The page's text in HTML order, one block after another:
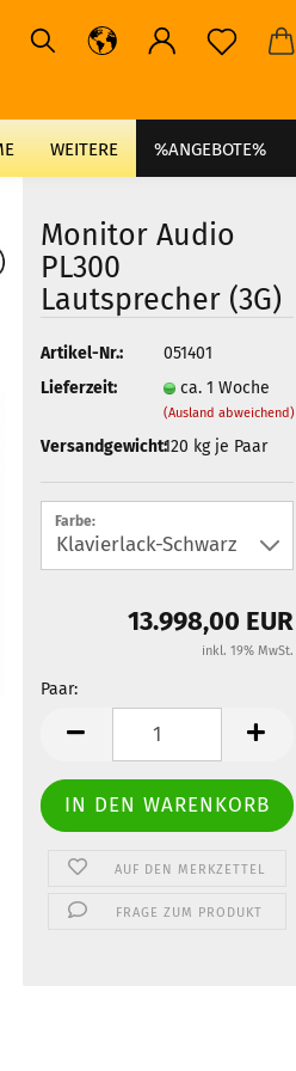
%ANGEBOTE%
WEITERE
Monitor Audio
PL300
Lautsprecher (3G)
Artikel-Nr.:
051401
Lieferzeit:
ca. 1 Woche
(Ausland abweichend)
Versandgewicht:120 kg je Paar
Farbe:
13.998,00 EUR
inkl. 19% MwSt.
Paar:
Paar
AUF DEN MERKZETTEL
FRAGE ZUM PRODUKT